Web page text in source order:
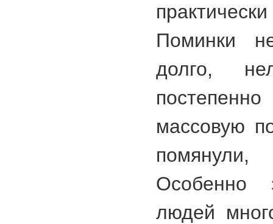
Поминки
долго,
массовую
помянули,
Особенно
людей